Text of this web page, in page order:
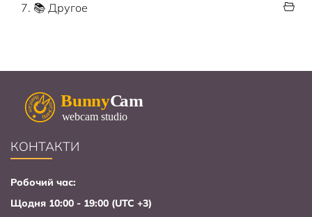
7. 📚 Другое
КОНТАКТИ
Робочий час:
Щодня 10:00 - 19:00 (UTC +3)